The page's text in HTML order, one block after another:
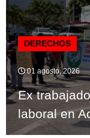
DERECHOS
01 agosto, 2026
Ex
laboral en